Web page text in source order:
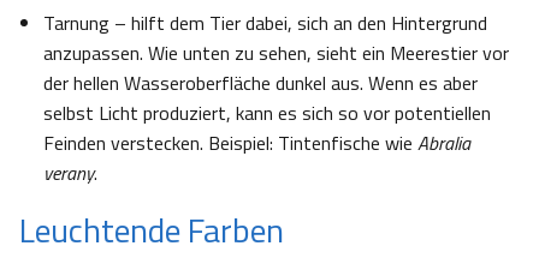
Tarnung – hilft dem Tier dabei, sich an den Hintergrund
anzupassen. Wie unten zu sehen, sieht ein Meerestier vor
der hellen Wasseroberfläche dunkel aus. Wenn es aber
selbst Licht produziert, kann es sich so vor potentiellen
Feinden verstecken. Beispiel: Tintenfische wie Abralia
verany.
Leuchtende Farben